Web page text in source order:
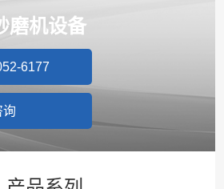
磨机设备
6177
询